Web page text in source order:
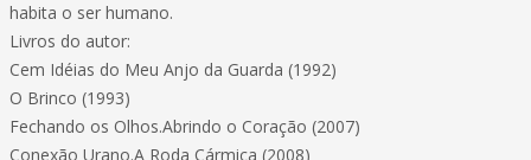
habita o ser humano.
Livros do autor:
Cem Idéias do Meu Anjo da Guarda (1992)
O Brinco (1993)
Fechando os Olhos.Abrindo o Coração (2007)
Conexão Urano.A Roda Cármica (2008)